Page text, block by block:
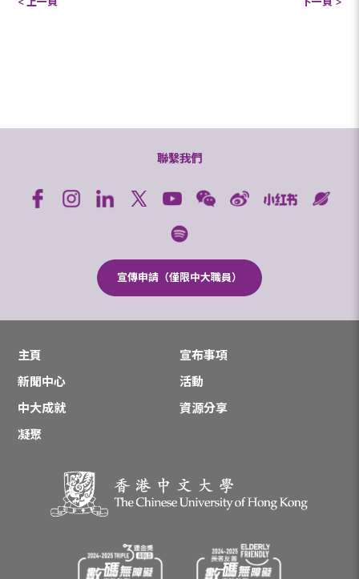
聯繫我們
宣傳申請（僅限中大職員）
主頁
宣布事項
新聞中心
活動
中大成就
資源分享
凝聚